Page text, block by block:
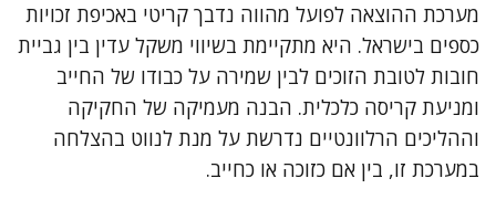
מערכת ההוצאה לפועל מהווה נדבך קריטי באכיפת זכויות
כספים בישראל. היא מתקיימת בשיווי משקל עדין בין גביית
חובות לטובת הזוכים לבין שמירה על כבודו של החייב
ומניעת קריסה כלכלית. הבנה מעמיקה של החקיקה
וההליכים הרלוונטיים נדרשת על מנת לנווט בהצלחה
במערכת זו, בין אם כזוכה או כחייב.